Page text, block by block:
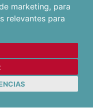
marketing, para
relevantes para